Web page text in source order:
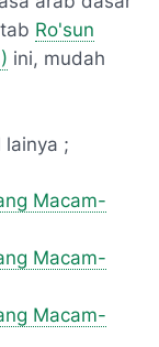
Ro'sun
ini, mudah
lainya ;
Macam-
Macam-
Macam-